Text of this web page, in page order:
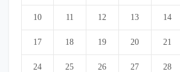
10 11 12 13 14
17 18 19 20 21
24 25 26 27 28